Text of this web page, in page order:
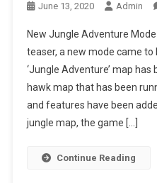
June 13, 2020 Admin
New Jungle Adventure
teaser, a new mode came to
‘Jungle Adventure’ map
hawk map that has been
and features have been
jungle map, the game […]
Continue Reading